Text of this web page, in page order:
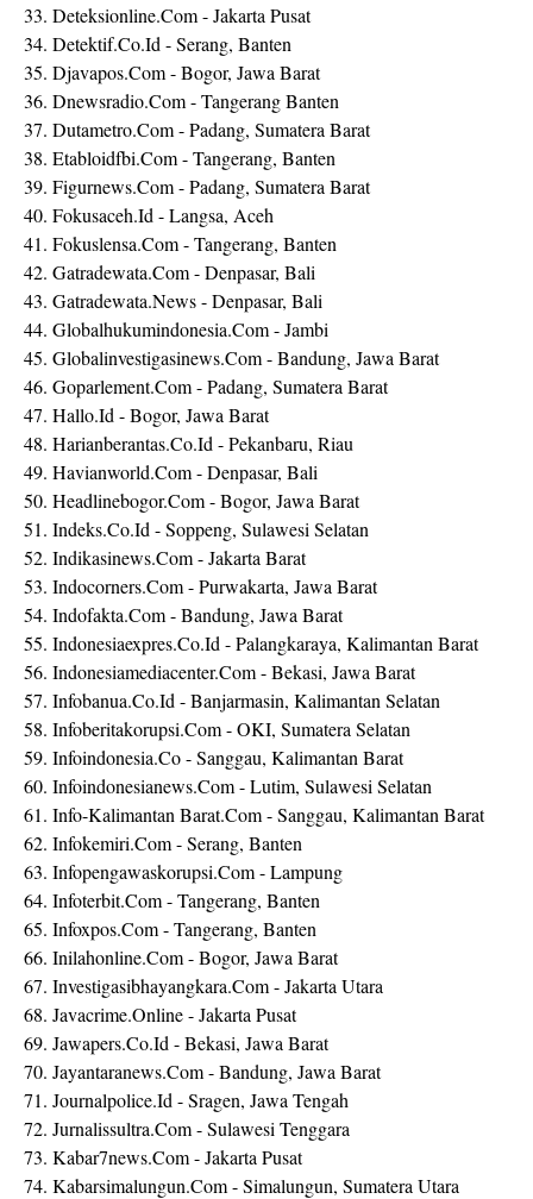
33. Deteksionline.Com - Jakarta Pusat
34. Detektif.Co.Id - Serang, Banten
35. Djavapos.Com - Bogor, Jawa Barat
36. Dnewsradio.Com - Tangerang Banten
37. Dutametro.Com - Padang, Sumatera Barat
38. Etabloidfbi.Com - Tangerang, Banten
39. Figurnews.Com - Padang, Sumatera Barat
40. Fokusaceh.Id - Langsa, Aceh
41. Fokuslensa.Com - Tangerang, Banten
42. Gatradewata.Com - Denpasar, Bali
43. Gatradewata.News - Denpasar, Bali
44. Globalhukumindonesia.Com - Jambi
45. Globalinvestigasinews.Com - Bandung, Jawa Barat
46. Goparlement.Com - Padang, Sumatera Barat
47. Hallo.Id - Bogor, Jawa Barat
48. Harianberantas.Co.Id - Pekanbaru, Riau
49. Havianworld.Com - Denpasar, Bali
50. Headlinebogor.Com - Bogor, Jawa Barat
51. Indeks.Co.Id - Soppeng, Sulawesi Selatan
52. Indikasinews.Com - Jakarta Barat
53. Indocorners.Com - Purwakarta, Jawa Barat
54. Indofakta.Com - Bandung, Jawa Barat
55. Indonesiaexpres.Co.Id - Palangkaraya, Kalimantan Barat
56. Indonesiamediacenter.Com - Bekasi, Jawa Barat
57. Infobanua.Co.Id - Banjarmasin, Kalimantan Selatan
58. Infoberitakorupsi.Com - OKI, Sumatera Selatan
59. Infoindonesia.Co - Sanggau, Kalimantan Barat
60. Infoindonesianews.Com - Lutim, Sulawesi Selatan
61. Info-Kalimantan Barat.Com - Sanggau, Kalimantan Barat
62. Infokemiri.Com - Serang, Banten
63. Infopengawaskorupsi.Com - Lampung
64. Infoterbit.Com - Tangerang, Banten
65. Infoxpos.Com - Tangerang, Banten
66. Inilahonline.Com - Bogor, Jawa Barat
67. Investigasibhayangkara.Com - Jakarta Utara
68. Javacrime.Online - Jakarta Pusat
69. Jawapers.Co.Id - Bekasi, Jawa Barat
70. Jayantaranews.Com - Bandung, Jawa Barat
71. Journalpolice.Id - Sragen, Jawa Tengah
72. Jurnalissultra.Com - Sulawesi Tenggara
73. Kabar7news.Com - Jakarta Pusat
74. Kabarsimalungun.Com - Simalungun, Sumatera Utara